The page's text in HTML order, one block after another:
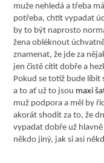
muže nehledá a třeba
potřeba, chtít vypadat
by to být naprosto
žena obléknout
znamenat, že jde za
jen čistě cítit dobře a
Pokud se totiž bude líbit
a to ať už to jsou maxi
muž podpora a měl by
akorát shodit za to, že
vypadat dobře už
někdo jiný, jak si asi